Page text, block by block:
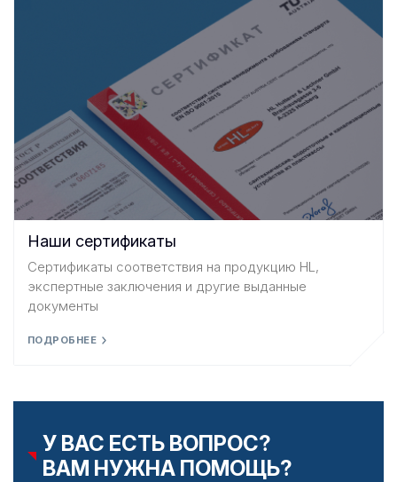
Наши сертификаты
Сертификаты соответствия на продукцию HL,
экспертные заключения и другие выданные
документы
ПОДРОБНЕЕ
У ВАС ЕСТЬ ВОПРОС?
ВАМ НУЖНА ПОМОЩЬ?